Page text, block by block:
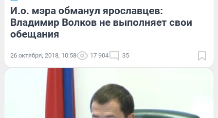
И.о. мэра обманул ярославцев:
Владимир Волков не выполняет свои
обещания
26 октября, 2018, 10:58 17 904 35